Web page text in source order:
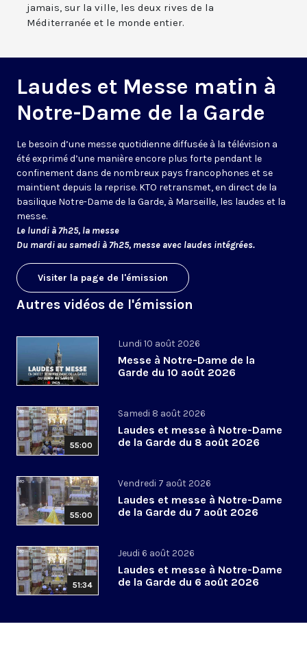
jamais, sur la ville, les deux rives de la
Méditerranée et le monde entier.
Laudes et Messe matin à
Notre-Dame de la Garde
Le besoin d’une messe quotidienne diffusée à la télévision a
été exprimé d’une manière encore plus forte pendant le
confinement dans de nombreux pays francophones et se
maintient depuis la reprise. KTO retransmet, en direct de la
basilique Notre-Dame de la Garde, à Marseille, les laudes et la
messe.
Le lundi à 7h25, la messe
Du mardi au samedi à 7h25, messe avec laudes intégrées.
Visiter la page de l'émission
Autres vidéos de l'émission
Lundi 10 août 2026
Messe à Notre-Dame de la
Garde du 10 août 2026
55:00
Samedi 8 août 2026
Laudes et messe à Notre-Dame
de la Garde du 8 août 2026
55:00
Vendredi 7 août 2026
Laudes et messe à Notre-Dame
de la Garde du 7 août 2026
51:34
Jeudi 6 août 2026
Laudes et messe à Notre-Dame
de la Garde du 6 août 2026